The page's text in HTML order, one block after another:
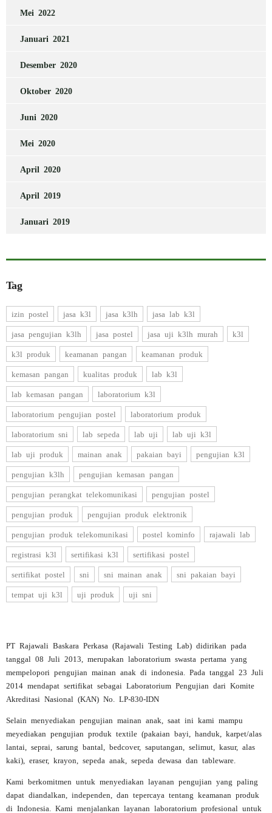
Mei 2022
Januari 2021
Desember 2020
Oktober 2020
Juni 2020
Mei 2020
April 2020
April 2019
Januari 2019
Tag
izin postel jasa k3l jasa k3lh jasa lab k3l
jasa pengujian k3lh jasa postel jasa uji k3lh murah k3l
k3l produk keamanan pangan keamanan produk
kemasan pangan kualitas produk lab k3l
lab kemasan pangan laboratorium k3l
laboratorium pengujian postel laboratorium produk
laboratorium sni lab sepeda lab uji lab uji k3l
lab uji produk mainan anak pakaian bayi pengujian k3l
pengujian k3lh pengujian kemasan pangan
pengujian perangkat telekomunikasi pengujian postel
pengujian produk pengujian produk elektronik
pengujian produk telekomunikasi postel kominfo rajawali lab
registrasi k3l sertifikasi k3l sertifikasi postel
sertifikat postel sni sni mainan anak sni pakaian bayi
tempat uji k3l uji produk uji sni
PT Rajawali Baskara Perkasa (Rajawali Testing Lab) didirikan pada
tanggal 08 Juli 2013, merupakan laboratorium swasta pertama yang
mempelopori pengujian mainan anak di indonesia. Pada tanggal 23 Juli
2014 mendapat sertifikat sebagai Laboratorium Pengujian dari Komite
Akreditasi Nasional (KAN) No. LP-830-IDN
Selain menyediakan pengujian mainan anak, saat ini kami mampu
meyediakan pengujian produk textile (pakaian bayi, handuk, karpet/alas
lantai, seprai, sarung bantal, bedcover, saputangan, selimut, kasur, alas
kaki), eraser, krayon, sepeda anak, sepeda dewasa dan tableware.
Kami berkomitmen untuk menyediakan layanan pengujian yang paling
dapat diandalkan, independen, dan tepercaya tentang keamanan produk
di Indonesia. Kami menjalankan layanan laboratorium profesional untuk